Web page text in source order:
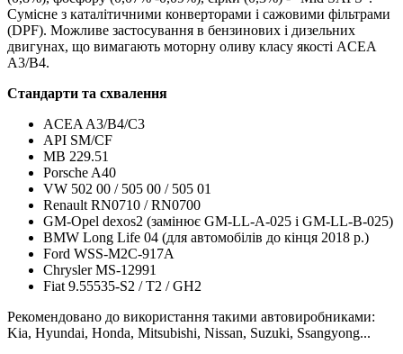
Сумісне з каталітичними конверторами і сажовими фільтрами
(DPF). Можливе застосування в бензинових і дизельних
двигунах, що вимагають моторну оливу класу якості ACEA
А3/В4.
Стандарти та схвалення
ACEA A3/B4/C3
API SM/CF
MB 229.51
Porsche A40
VW 502 00 / 505 00 / 505 01
Renault RN0710 / RN0700
GM-Opel dexos2 (замінює GM-LL-A-025 і GM-LL-B-025)
BMW Long Life 04 (для автомобілів до кінця 2018 р.)
Ford WSS-M2C-917A
Chrysler MS-12991
Fiat 9.55535-S2 / T2 / GH2
Рекомендовано до використання такими автовиробниками:
Kia, Hyundai, Honda, Mitsubishi, Nissan, Suzuki, Ssangyong...